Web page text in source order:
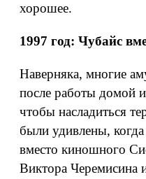
хорошее.
1997 год: Чубайс
Наверняка, многие
после работы домой
чтобы насладиться
были удивлены, когда
вместо киношного
Виктора Черемисина